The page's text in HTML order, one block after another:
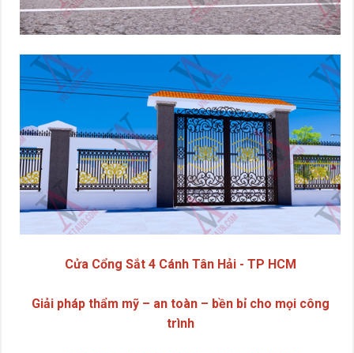
Cửa Cổng Sắt 4 Cánh Tân Hải - TP HCM
Giải pháp thẩm mỹ – an toàn – bền bỉ cho mọi công
trình